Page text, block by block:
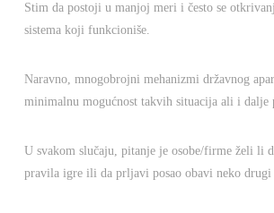
Stim da postoji u manjoj meri i često se
sistema koji funkcioniše.
Naravno, mnogobrojni mehanizmi državnog
minimalnu mogućnost takvih situacija ali i dalje
U svakom slučaju, pitanje je osobe/firme želi li
pravila igre ili da prljavi posao obavi neko